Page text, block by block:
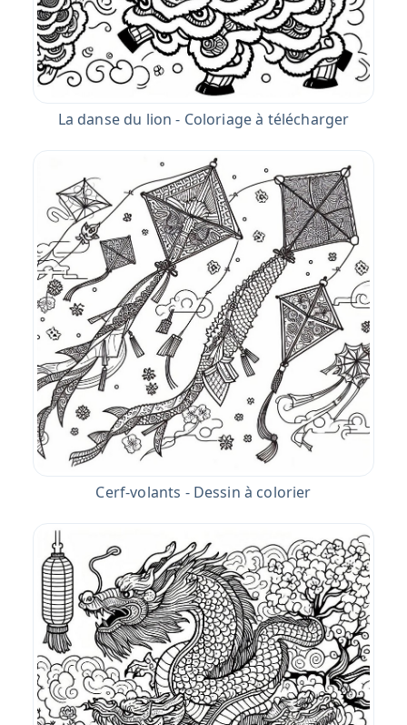
La danse du lion - Coloriage à télécharger
Cerf-volants - Dessin à colorier